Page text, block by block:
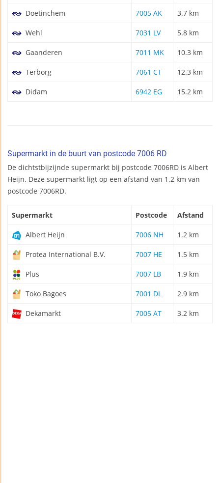
Doetinchem 7005 AK 3.7 km
Wehl 7031 LV 5.8 km
Gaanderen 7011 MK 10.3 km
Terborg 7061 CT 12.3 km
Didam 6942 EG 15.2 km
Supermarkt in de buurt van postcode 7006 RD
De dichtstbijzijnde supermarkt bij postcode 7006RD is Albert
Heijn. Deze supermarkt ligt op een afstand van 1.2 km van
postcode 7006RD.
Supermarkt Postcode Afstand
Albert Heijn 7006 NH 1.2 km
Protea International B.V. 7007 HE 1.5 km
Plus 7007 LB 1.9 km
Toko Bagoes 7001 DL 2.9 km
Dekamarkt 7005 AT 3.2 km